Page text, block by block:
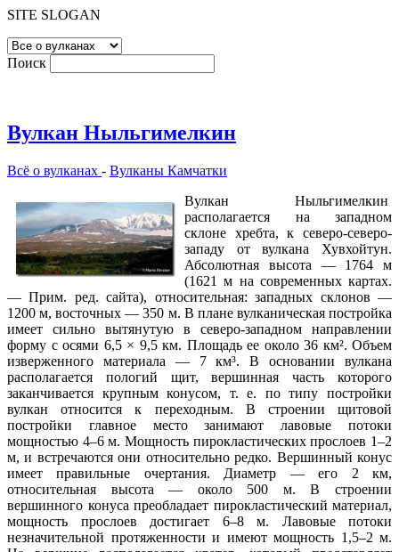
SITE SLOGAN
Поиск
Вулкан Ныльгимелкин
Всё о вулканах - Вулканы Камчатки
Вулкан Ныльгимелкин
располагается на западном
склоне хребта, к северо-северо-
западу от вулкана Хувхойтун.
Абсолютная высота — 1764 м
(1621 м на современных картах.
— Прим. ред. сайта), относительная: западных склонов —
1200 м, восточных — 350 м. В плане вулканическая постройка
имеет сильно вытянутую в северо-западном направлении
форму с осями 6,5 × 9,5 км. Площадь ее около 36 км². Объем
изверженного материала — 7 км³. В основании вулкана
располагается пологий щит, вершинная часть которого
заканчивается крупным конусом, т. е. по типу постройки
вулкан относится к переходным. В строении щитовой
постройки главное место занимают лавовые потоки
мощностью 4–6 м. Мощность пирокластических прослоев 1–2
м, и встречаются они относительно редко. Вершинный конус
имеет правильные очертания. Диаметр — его 2 км,
относительная высота — около 500 м. В строении
вершинного конуса преобладает пирокластический материал,
мощность прослоев достигает 6–8 м. Лавовые потоки
незначительной протяженности и имеют мощность 1,5–2 м.